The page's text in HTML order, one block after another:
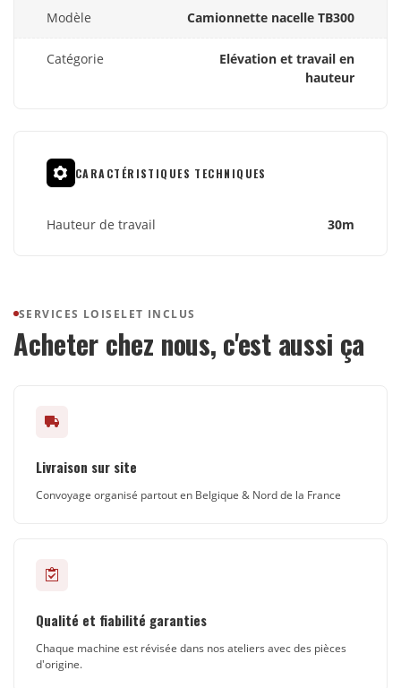
Modèle Camionnette nacelle TB300
Catégorie
Elévation et travail en
hauteur
CARACTÉRISTIQUES TECHNIQUES
Hauteur de travail 30m
SERVICES LOISELET INCLUS
Acheter chez nous, c'est aussi ça
Livraison sur site
Convoyage organisé partout en Belgique & Nord de la France
Qualité et fiabilité garanties
Chaque machine est révisée dans nos ateliers avec des pièces
d'origine.